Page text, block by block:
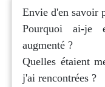
Envie d'en savoir
Pourquoi ai-je
augmenté ?
Quelles étaient
j'ai rencontrées ?